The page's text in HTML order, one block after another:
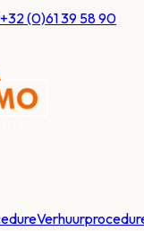
+32 (0)61 39 58 90